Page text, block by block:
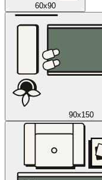
60x90
90x150